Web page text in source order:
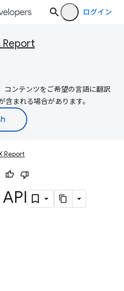
ログイン
Report
コンテンツをご希望の言語に翻訳
含まれる場合があります。
Report